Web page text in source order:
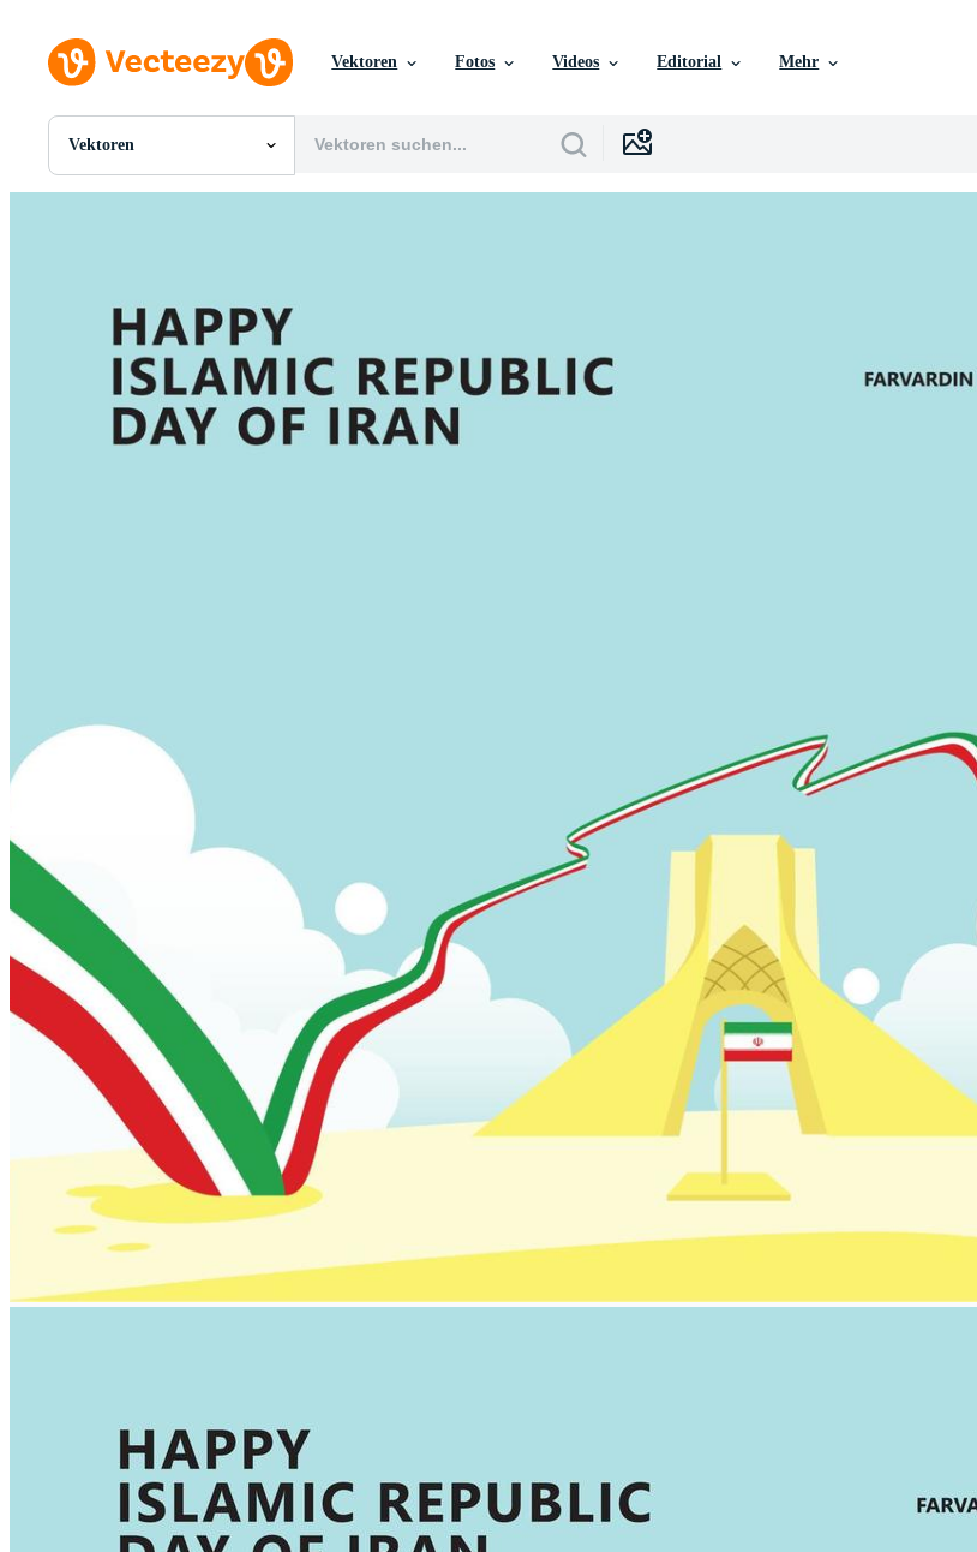
Vektoren Fotos Videos Editorial Mehr
Vektoren
Alle Bilder
Vektoren
Videos
Motion Graphics
Redaktionelle Bilder
Redaktionelle Ereignisse